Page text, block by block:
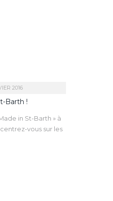
2016
Barth !
in St-Barth » à
vous sur les